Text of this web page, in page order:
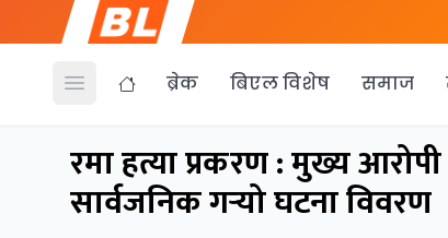
Open menu ब्रेक बिएल विशेष समाज
रमा हत्या प्रकरण : मुख्य आरोपी
सार्वजनिक गर्‍यो घटना विवरण